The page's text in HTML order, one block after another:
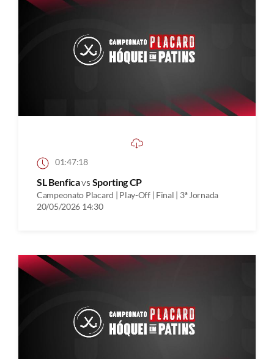
01:47:18
SL Benficavs Sporting CP
Campeonato Placard | Play-Off | Final | 3ª Jornada
20/05/2026 14:30